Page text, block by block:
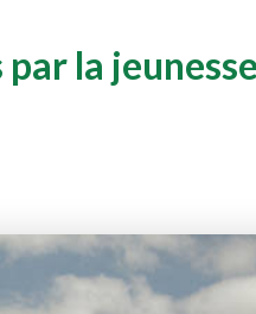
la